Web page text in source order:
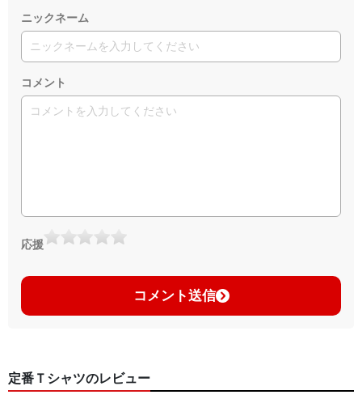
ニックネーム
コメント
応援
コメント送信
定番Ｔシャツのレビュー